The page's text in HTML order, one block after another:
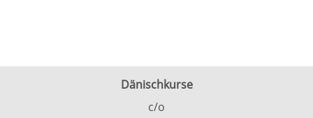
Dänischkurse
c/o